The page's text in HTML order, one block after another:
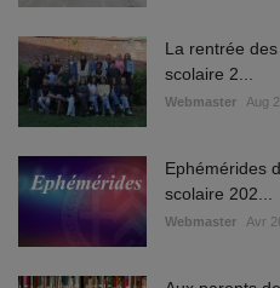
La rentrée
scolaire 2...
Webmaster Aug
Ephémérides
scolaire 202...
Webmaster Avr